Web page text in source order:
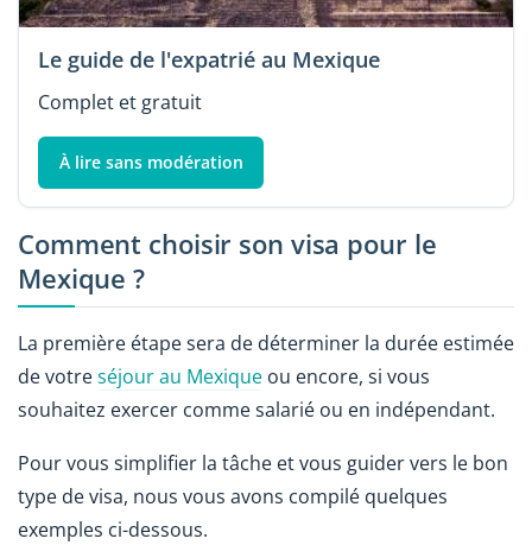
Le guide de l'expatrié au Mexique
Complet et gratuit
À lire sans modération
Comment choisir son visa pour le
Mexique ?
La première étape sera de déterminer la durée estimée
de votreséjour au Mexique ou encore, si vous
souhaitez exercer comme salarié ou en indépendant.
Pour vous simplifier la tâche et vous guider vers le bon
type de visa, nous vous avons compilé quelques
exemples ci-dessous.